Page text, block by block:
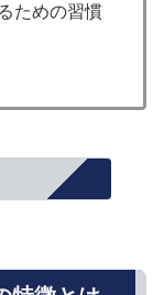
ための習慣